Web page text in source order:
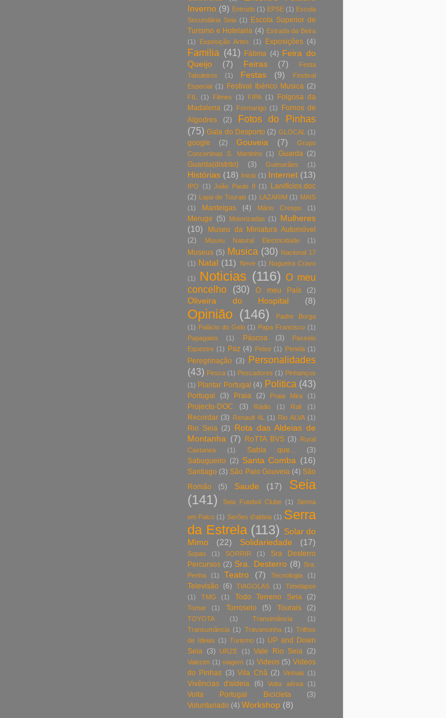
Inverno (9) Entrudo (1) EPSE (1) Escola
Secundária Seia (1) Escola Superior de
Turismo e Hotelaria (4) Estrada da Beira
(1)
Exposição Artes (1) Exposições (4)
Familia (41) Fátima (4) Feira do
Queijo
(7) Feiras (7)
Festa
Tabuleiros
(1) Festas (9)
Festival
Especial (1) Festival Ibérico Musica (2)
FIL (1) Filmes (1) FIPA (1)
Folgosa da
Madalena (2) Formarigo (1)
Fornos de
Algodres
(2)
Fotos do Pinhas
(75) Gala do Desporto (2) GLOCAL (1)
google (2) Gouveia (7)
Grupo
Concertinas S. Martinho (1) Guarda (2)
Guarda(distrito)
(3) Guimarães (1)
Histórias (18) Inicio (1) Internet (13)
IPO (1) João Paulo II (1)
Lanifícios.doc
(2) Lapa de Tourais (1) LAZARIM (1) MAIS
(1)
Manteigas (4) Mário Crespo (1)
Meruge (5) Motorizadas (1)
Mulheres
(10)
Museu da Miniatura Automóvel
(2)
Museu Natural Electricidade (1)
Museus (5) Musica (30) Nacional 17
(1) Natal (11) Neve (1) Nogueira Cravo
(1) Noticias (116) O meu
concelho
(30) O meu País (2)
Oliveira do Hospital (8)
Opinião (146)
Padre Borga
(1) Palácio do Gelo (1) Papa Francisco (1)
Papagaios
(1) Páscoa (3)
Passeio
Equestre (1) Paz (4) Peixe (1) Penela (1)
Peregrinação (3) Personalidades
(43) Pesca (1) Pescadores (1) Pinhanços
(1) Plantar Portugal (4) Politica (43)
Portugal (3) Praia (2) Praia Mira (1)
Projecto-DOC (3) Rádio (1) Rali (1)
Recordar (3) Renault 4L (1) Rio ALVA (1)
Rio Seia (2)
Rota das Aldeias de
Montanha (7) RoTTA BVS (3)
Rural
Castanea
(1) Sabia que...
(3)
Sabugueiro (2) Santa Comba (16)
Santiago (3) São Paio Gouveia (4) São
Romão
(5) Saude (17)
Seia
(141)
Seia Futebol Clube (1) Senna
em Palco (1) Serões d'aldeia (1) Serra
da Estrela (113) Solar do
Mimo
(22) Solidariedade (17)
Sopas (1) SORRIR (1)
Sra Desterro
Percursos (2) Sra. Desterro (8) Sra.
Penha
(1) Teatro (7) Tecnologia (1)
Televisão (6) TIAGOLAS (1)
Timelapse
(1)
TMG (1) Todo Terreno Seia (2)
Tomar (1) Torroselo (5) Tourais (2)
TOYOTA (1) Transimância
(1)
Transumância (1) Travancinha (1) Trilhos
de Ideias (1) Turismo (1) UP and Down
Seia
(3) URZE (1) Vale Rio Seia (2)
Valezim (1) viagem (1) Videos (5) Videos
do Pinhas (3) Vila Chã (2) Vinhais (1)
Vivências d'aldeia (6) Volta aérea (1)
Volta Portugal Bicicleta
(3)
Voluntariado (4) Workshop (8)